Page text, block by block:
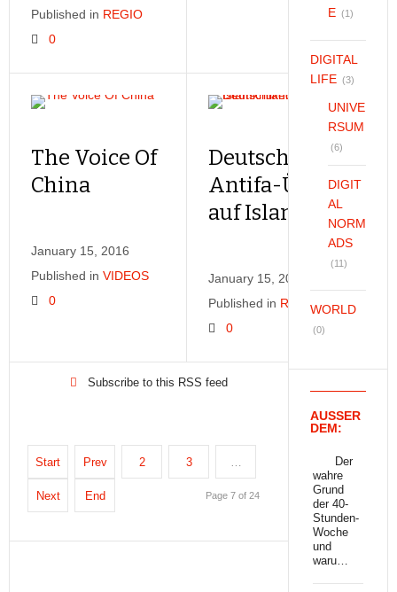
Published in REGIO
0
The Voice Of
China
January 15, 2016
Published in VIDEOS
0
Deutschland
Antifa-Überfall
auf Islamkritiker
January 15, 2016
Published in REGIO
0
Subscribe to this RSS feed
Start Prev 2 3 …
Next End Page 7 of 24
E (1)
DIGITAL
LIFE (3)
UNIVE
RSUM
(6)
DIGIT
AL
NORM
ADS
(11)
WORLD
(0)
AUSSER
DEM:
Der
wahre
Grund
der 40-
Stunden-
Woche
und
waru…